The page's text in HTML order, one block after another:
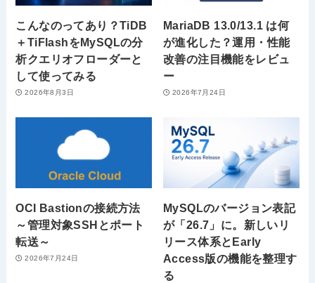
こんなのってあり？TiDB
＋TiFlashをMySQLの分
析クエリオフローダーと
して使ってみる
2026年8月3日
MariaDB 13.0/13.1 は何
が進化した？運用・性能
改善の注目機能をレビュ
ー
2026年7月24日
OCI Bastionの接続方法
～管理対象SSHとポート
転送～
2026年7月24日
MySQLのバージョン表記
が「26.7」に。新しいリ
リース体系とEarly
Access版の機能を整理す
る